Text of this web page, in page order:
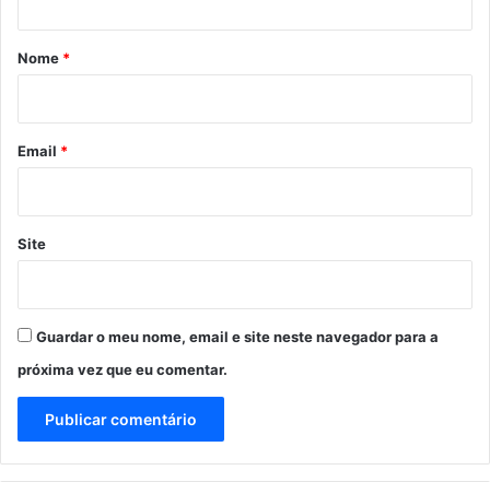
r
*
Nome *
Email *
Site
Guardar o meu nome, email e site neste navegador para a
próxima vez que eu comentar.